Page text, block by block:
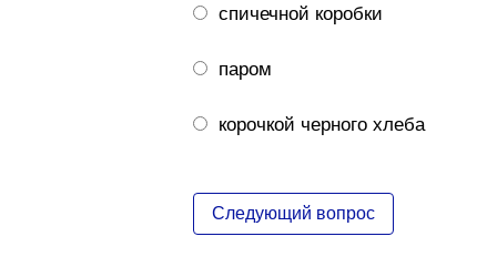
спичечной коробки
паром
корочкой черного хлеба